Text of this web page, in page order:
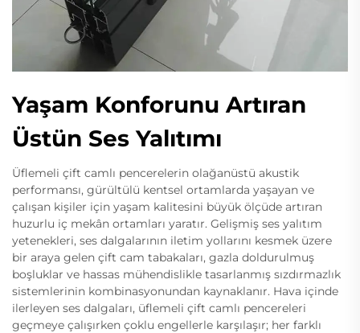
Yaşam Konforunu Artıran
Üstün Ses Yalıtımı
Üflemeli çift camlı pencerelerin olağanüstü akustik
performansı, gürültülü kentsel ortamlarda yaşayan ve
çalışan kişiler için yaşam kalitesini büyük ölçüde artıran
huzurlu iç mekân ortamları yaratır. Gelişmiş ses yalıtım
yetenekleri, ses dalgalarının iletim yollarını kesmek üzere
bir araya gelen çift cam tabakaları, gazla doldurulmuş
boşluklar ve hassas mühendislikle tasarlanmış sızdırmazlık
sistemlerinin kombinasyonundan kaynaklanır. Hava içinde
ilerleyen ses dalgaları, üflemeli çift camlı pencereleri
geçmeye çalışırken çoklu engellerle karşılaşır; her farklı